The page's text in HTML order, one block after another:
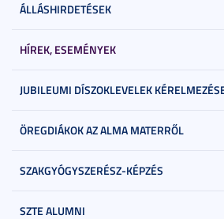
ÁLLÁSHIRDETÉSEK
HÍREK, ESEMÉNYEK
JUBILEUMI DÍSZOKLEVELEK
ÖREGDIÁKOK AZ ALMA MATERRŐL
SZAKGYÓGYSZERÉSZ-KÉPZÉS
SZTE ALUMNI